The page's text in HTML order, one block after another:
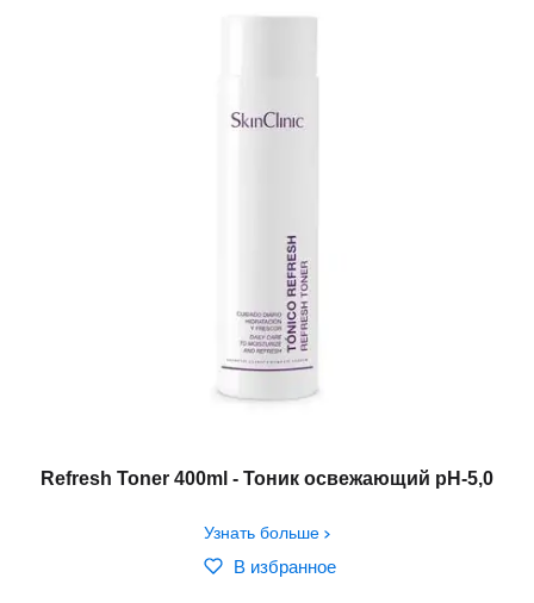
Refresh Toner 400ml - Тоник освежающий рH-5,0
Узнать больше
В избранное